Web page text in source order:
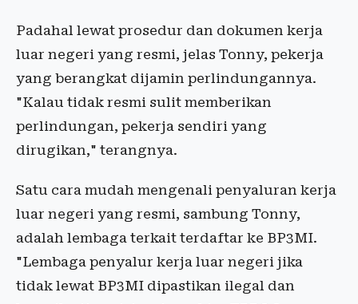
Padahal lewat prosedur dan dokumen kerja
luar negeri yang resmi, jelas Tonny, pekerja
yang berangkat dijamin perlindungannya.
"Kalau tidak resmi sulit memberikan
perlindungan, pekerja sendiri yang
dirugikan," terangnya.
Satu cara mudah mengenali penyaluran kerja
luar negeri yang resmi, sambung Tonny,
adalah lembaga terkait terdaftar ke BP3MI.
"Lembaga penyalur kerja luar negeri jika
tidak lewat BP3MI dipastikan ilegal dan